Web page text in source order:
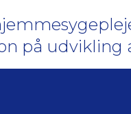
på udvikling